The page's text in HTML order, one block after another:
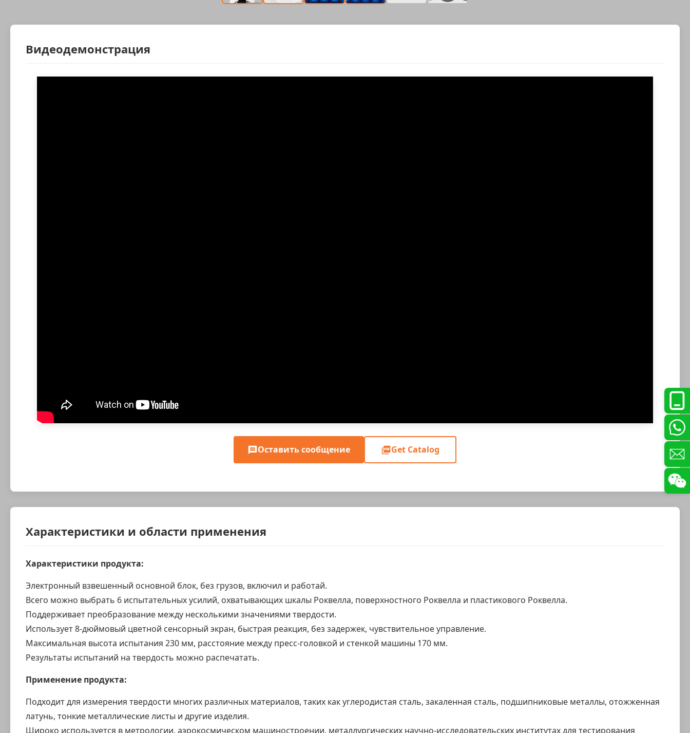
Видеодемонстрация
Оставить сообщение Get Catalog
Характеристики и области применения
Характеристики продукта:
Электронный взвешенный основной блок, без грузов, включил и работай.
Всего можно выбрать 6 испытательных усилий, охватывающих шкалы Роквелла, поверхностного Роквелла и пластикового Роквелла.
Поддерживает преобразование между несколькими значениями твердости.
Использует 8-дюймовый цветной сенсорный экран, быстрая реакция, без задержек, чувствительное управление.
Максимальная высота испытания 230 мм, расстояние между пресс-головкой и стенкой машины 170 мм.
Результаты испытаний на твердость можно распечатать.
Применение продукта:
Подходит для измерения твердости многих различных материалов, таких как углеродистая сталь, закаленная сталь, подшипниковые металлы, отожженная
латунь, тонкие металлические листы и другие изделия.
Широко используется в метрологии, аэрокосмическом машиностроении, металлургических научно-исследовательских институтах для тестирования